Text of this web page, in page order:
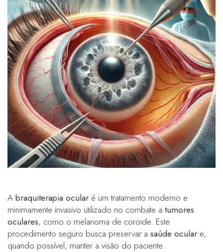
A braquiterapia ocular é um tratamento moderno e
minimamente invasivo utilizado no combate a tumores
oculares, como o melanoma de coroide. Este
procedimento seguro busca preservar a saúde ocular e,
quando possível, manter a visão do paciente.